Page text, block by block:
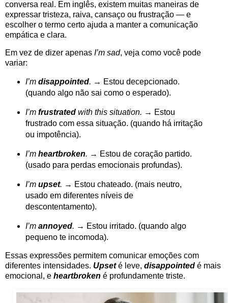
conversa real. Em inglês, existem muitas maneiras de
expressar tristeza, raiva, cansaço ou frustração — e
escolher o termo certo ajuda a manter a comunicação
empática e clara.
Em vez de dizer apenas I’m sad, veja como você pode
variar:
I’m disappointed. → Estou decepcionado.
(quando algo não sai como o esperado).
I’m frustratedwith this situation. → Estou
frustrado com essa situação. (quando há irritação
ou impotência).
I’m heartbroken. → Estou de coração partido.
(usado para perdas emocionais profundas).
I’m upset. → Estou chateado. (mais neutro,
usado em diferentes níveis de
descontentamento).
I’m annoyed. → Estou irritado. (quando algo
pequeno te incomoda).
Essas expressões permitem comunicar emoções com
diferentes intensidades. Upset é leve, disappointed é mais
emocional, e heartbroken é profundamente triste.